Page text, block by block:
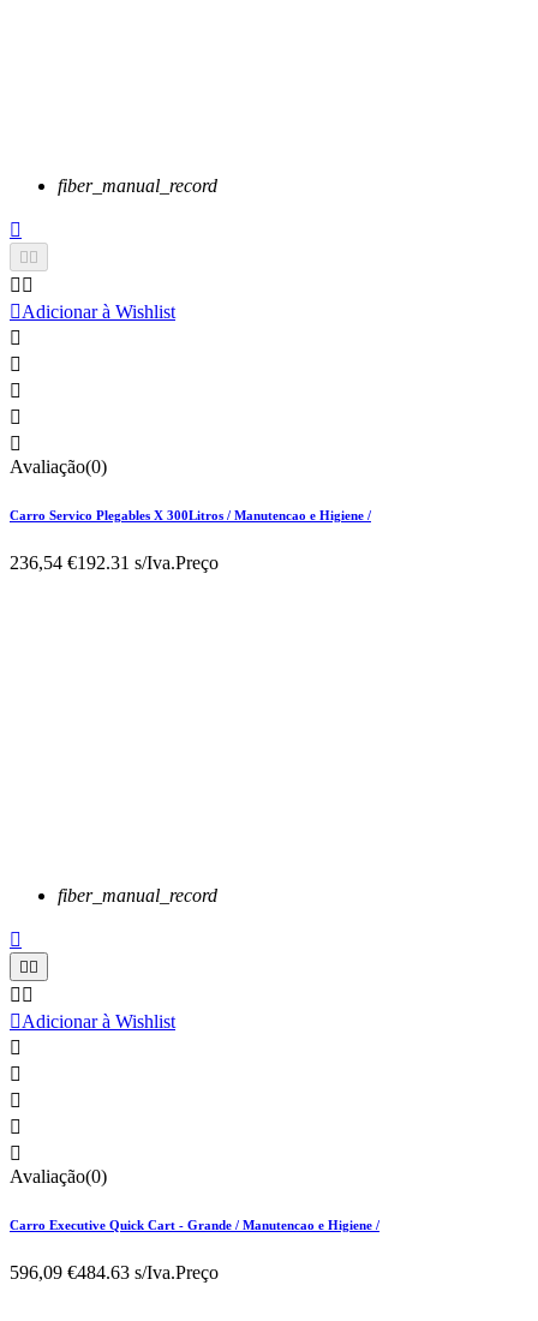
fiber_manual_record


 
Adicionar à Wishlist





Avaliação(0)
Carro Servico Plegables X 300Litros / Manutencao e Higiene /
236,54 €192.31 s/Iva.Preço
fiber_manual_record


 
Adicionar à Wishlist





Avaliação(0)
Carro Executive Quick Cart - Grande / Manutencao e Higiene /
596,09 €484.63 s/Iva.Preço